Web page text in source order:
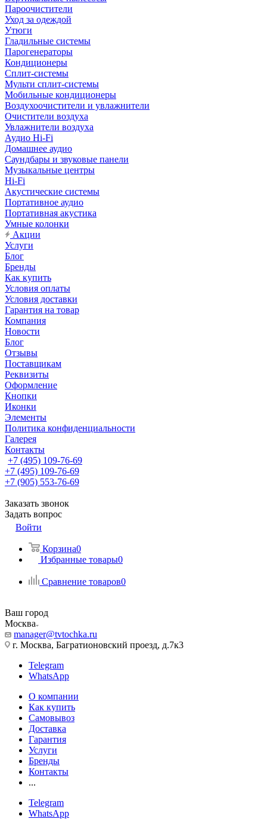
Пароочистители
Уход за одеждой
Утюги
Гладильные системы
Парогенераторы
Кондиционеры
Сплит-системы
Мульти сплит-системы
Мобильные кондиционеры
Воздухоочистители и увлажнители
Очистители воздуха
Увлажнители воздуха
Аудио Hi-Fi
Домашнее аудио
Саундбары и звуковые панели
Музыкальные центры
Hi-Fi
Акустические системы
Портативное аудио
Портативная акустика
Умные колонки
Акции
Услуги
Блог
Бренды
Как купить
Условия оплаты
Условия доставки
Гарантия на товар
Компания
Новости
Блог
Отзывы
Поставщикам
Реквизиты
Оформление
Кнопки
Иконки
Элементы
Политика конфиденциальности
Галерея
Контакты
+7 (495) 109-76-69
+7 (495) 109-76-69
+7 (905) 553-76-69
Заказать звонок
Задать вопрос
Войти
Корзина0
Избранные товары0
Сравнение товаров0
Ваш город
Москва
manager@tvtochka.ru
г. Москва, Багратионовский проезд, д.7к3
Telegram
WhatsApp
О компании
Как купить
Самовывоз
Доставка
Гарантия
Услуги
Бренды
Контакты
...
Telegram
WhatsApp